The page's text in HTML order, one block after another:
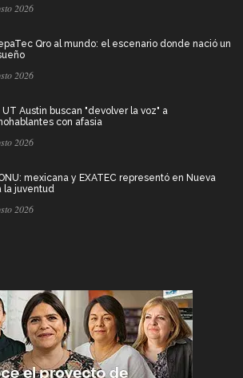
2026
Qro al mundo: el escenario donde nació un
2026
Austin buscan "devolver la voz" a
con afasia
2026
mexicana y EXATEC representó en Nueva
la juventud
2026